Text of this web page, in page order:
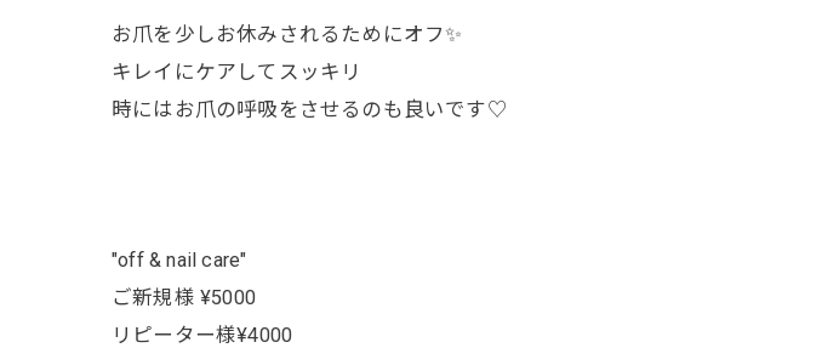
お爪を少しお休みされるためにオフ✨
キレイにケアしてスッキリ
時にはお爪の呼吸をさせるのも良いです♡
"off & nail care"
ご新規様 ¥5000
リピーター様¥4000